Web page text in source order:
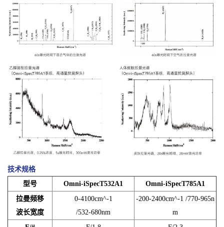
技术规格
型号
Omni-iSpecT532A1
Omni-iSpecT785A1
拉曼频移
波长宽度
0-4100cm^-1
/532-680nm
-200-2400cm^-1 /770-965n
m